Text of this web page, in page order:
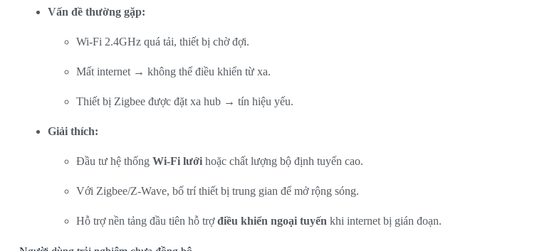
Vấn đề thường gặp:
Wi-Fi 2.4GHz quá tải, thiết bị chờ đợi.
Mất internet → không thể điều khiển từ xa.
Thiết bị Zigbee được đặt xa hub → tín hiệu yếu.
Giải thích:
Đầu tư hệ thống Wi-Fi lưới hoặc chất lượng bộ định tuyến cao.
Với Zigbee/Z-Wave, bố trí thiết bị trung gian để mở rộng sóng.
Hỗ trợ nền tảng đầu tiên hỗ trợđiều khiển ngoại tuyến khi internet bị gián đoạn.